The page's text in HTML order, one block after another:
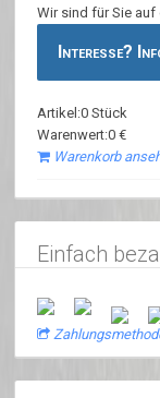
Wir sind für Sie auf
Interesse?
Artikel:0 Stück
Warenwert:0 €
Warenkorb
Einfach